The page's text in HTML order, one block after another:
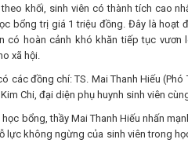
khối, sinh viên có thành tích cao
bổng trị giá 1 triệu đồng. Đây là
có hoàn cảnh khó khăn tiếp tục
xã hội.
các đồng chí: TS. Mai Thanh Hiếu
Chi, đại diện phụ huynh sinh viên
bổng, thầy Mai Thanh Hiếu nhấn
lực không ngừng của sinh viên trong